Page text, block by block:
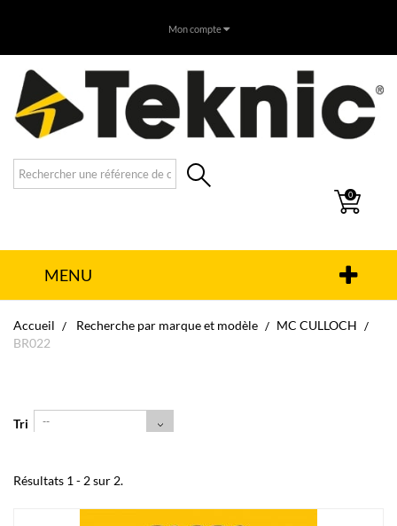
Mon compte
0
MENU
Accueil Recherche par marque et modèle
MC CULLOCH
BR022
Tri --
Résultats 1 - 2 sur 2.